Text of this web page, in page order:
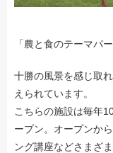
「農と食のテーマパ
十勝の風景を感じ取
えられています。
こちらの施設は毎年
ープン。オープンか
ング講座などさまざ